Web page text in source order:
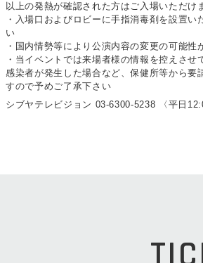
以上の発熱が確認された⽅はご⼊場いただけ
・⼊場⼝およびロビーに⼿指消毒剤を設置
い
・国内情勢等により公演内容の変更の可能
・当イベントでは来場者様の情報を控えさせ
感染者が発⽣した場合など、保健所等から要
すので予めご了承下さい
シブヤテレビジョン 03-6300-5238 〈平⽇